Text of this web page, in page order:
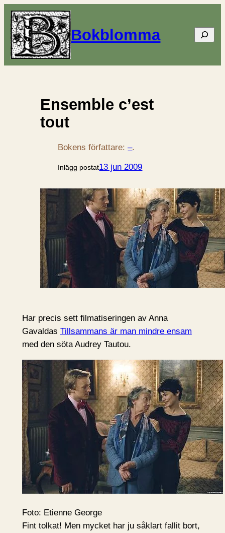
Bokblomma Sök
Ensemble c’est
tout
Bokens författare:–.
Inlägg postat13 jun 2009
Har precis sett filmatiseringen av Anna
Gavaldas Tillsammans är man mindre ensam
med den söta Audrey Tautou.
Foto: Etienne George
Fint tolkat! Men mycket har ju såklart fallit bort,